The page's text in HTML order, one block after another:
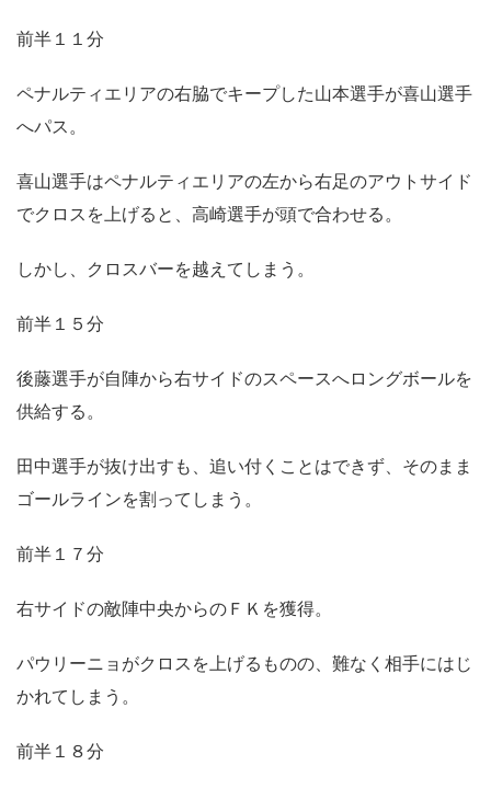
前半１１分
ペナルティエリアの右脇でキープした山本選手が喜山選手
へパス。
喜山選手はペナルティエリアの左から右足のアウトサイド
でクロスを上げると、高崎選手が頭で合わせる。
しかし、クロスバーを越えてしまう。
前半１５分
後藤選手が自陣から右サイドのスペースへロングボールを
供給する。
田中選手が抜け出すも、追い付くことはできず、そのまま
ゴールラインを割ってしまう。
前半１７分
右サイドの敵陣中央からのＦＫを獲得。
パウリーニョがクロスを上げるものの、難なく相手にはじ
かれてしまう。
前半１８分